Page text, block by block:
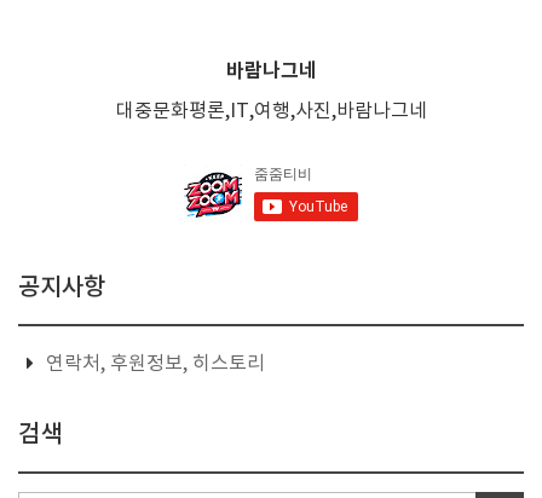
바람나그네
대중문화평론,IT,여행,사진,바람나그네
공지사항
연락처, 후원정보, 히스토리
검색